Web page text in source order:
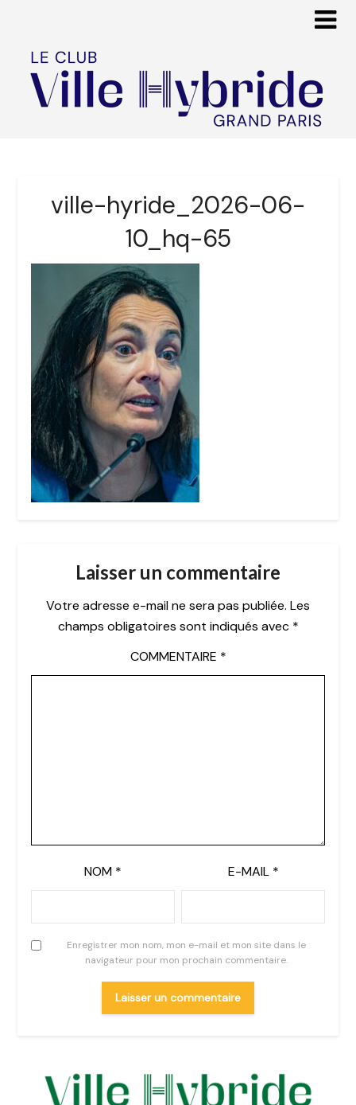
ville-hyride_2026-06-
10_hq-65
Laisser un commentaire
Votre adresse e-mail ne sera pas publiée. Les
champs obligatoires sont indiqués avec *
COMMENTAIRE *
NOM * E-MAIL *
Enregistrer mon nom, mon e-mail et mon site dans le
navigateur pour mon prochain commentaire.